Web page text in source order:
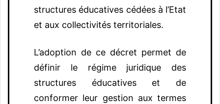
structures éducatives cédées à l’Etat
et aux collectivités territoriales.
L’adoption de ce décret permet de
définir le régime juridique des
structures éducatives et de
conformer leur gestion aux termes